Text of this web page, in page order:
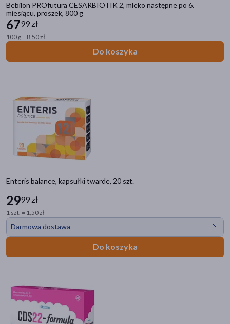
Bebilon PROfutura CESARBIOTIK 2, mleko następne po 6.
miesiącu, proszek, 800 g
6799 zł
100 g = 8,50 zł
Do koszyka
Enteris balance, kapsułki twarde, 20 szt.
2999 zł
1 szt. = 1,50 zł
Darmowa dostawa
Do koszyka
Kategorie produktów